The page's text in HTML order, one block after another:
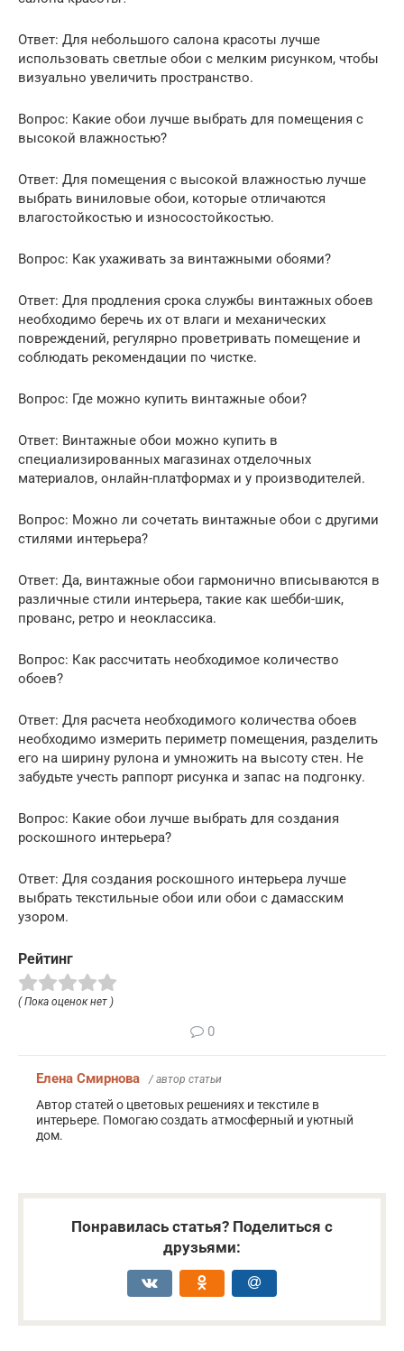
Ответ: Для небольшого салона красоты лучше
использовать светлые обои с мелким рисунком, чтобы
визуально увеличить пространство.
Вопрос: Какие обои лучше выбрать для помещения с
высокой влажностью?
Ответ: Для помещения с высокой влажностью лучше
выбрать виниловые обои, которые отличаются
влагостойкостью и износостойкостью.
Вопрос: Как ухаживать за винтажными обоями?
Ответ: Для продления срока службы винтажных обоев
необходимо беречь их от влаги и механических
повреждений, регулярно проветривать помещение и
соблюдать рекомендации по чистке.
Вопрос: Где можно купить винтажные обои?
Ответ: Винтажные обои можно купить в
специализированных магазинах отделочных
материалов, онлайн-платформах и у производителей.
Вопрос: Можно ли сочетать винтажные обои с другими
стилями интерьера?
Ответ: Да, винтажные обои гармонично вписываются в
различные стили интерьера, такие как шебби-шик,
прованс, ретро и неоклассика.
Вопрос: Как рассчитать необходимое количество
обоев?
Ответ: Для расчета необходимого количества обоев
необходимо измерить периметр помещения, разделить
его на ширину рулона и умножить на высоту стен. Не
забудьте учесть раппорт рисунка и запас на подгонку.
Вопрос: Какие обои лучше выбрать для создания
роскошного интерьера?
Ответ: Для создания роскошного интерьера лучше
выбрать текстильные обои или обои с дамасским
узором.
Рейтинг
( Пока оценок нет )
0
Елена Смирнова / автор статьи
Автор статей о цветовых решениях и текстиле в
интерьере. Помогаю создать атмосферный и уютный
дом.
Понравилась статья? Поделиться с
друзьями: